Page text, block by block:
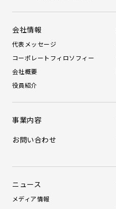
会社情報
代表メッセージ
コーポレートフィロソフィー
会社概要
役員紹介
事業内容
お問い合わせ
ニュース
メディア情報